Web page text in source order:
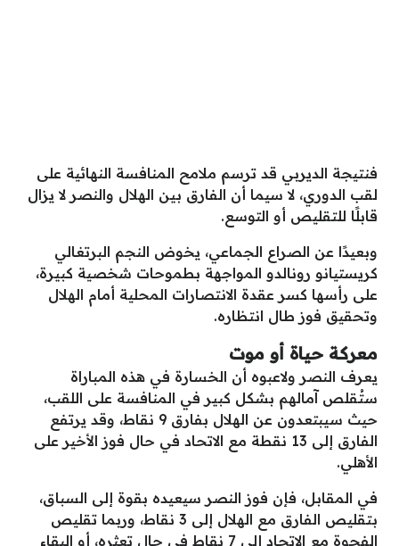
فنتيجة الديربي قد ترسم ملامح المنافسة النهائية على
لقب الدوري، لا سيما أن الفارق بين الهلال والنصر لا يزال
قابلًا للتقليص أو التوسع.
وبعيدًا عن الصراع الجماعي، يخوض النجم البرتغالي
كريستيانو رونالدو المواجهة بطموحات شخصية كبيرة،
على رأسها كسر عقدة الانتصارات المحلية أمام الهلال
وتحقيق فوز طال انتظاره.
معركة حياة أو موت
يعرف النصر ولاعبوه أن الخسارة في هذه المباراة
ستُقلص آمالهم بشكل كبير في المنافسة على اللقب،
حيث سيبتعدون عن الهلال بفارق 9 نقاط، وقد يرتفع
الفارق إلى 13 نقطة مع الاتحاد في حال فوز الأخير على
الأهلي.
في المقابل، فإن فوز النصر سيعيده بقوة إلى السباق،
بتقليص الفارق مع الهلال إلى 3 نقاط، وربما تقليص
الفجوة مع الاتحاد إلى 7 نقاط في حال تعثره، أو البقاء